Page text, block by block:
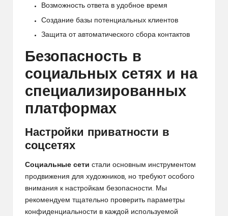
Возможность ответа в удобное время
Создание базы потенциальных клиентов
Защита от автоматического сбора контактов
Безопасность в
социальных сетях и на
специализированных
платформах
Настройки приватности в
соцсетях
Социальные сети стали основным инструментом
продвижения для художников, но требуют особого
внимания к настройкам безопасности. Мы
рекомендуем тщательно проверить параметры
конфиденциальности в каждой используемой